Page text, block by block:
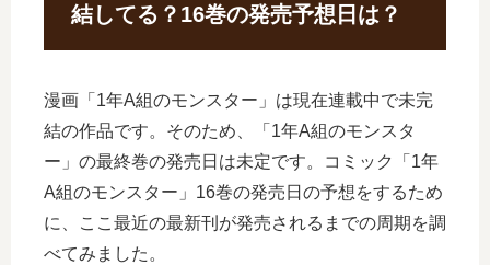
結してる？16巻の発売予想日は？
漫画「1年A組のモンスター」は現在連載中で未完
結の作品です。そのため、「1年A組のモンスタ
ー」の最終巻の発売日は未定です。コミック「1年
A組のモンスター」16巻の発売日の予想をするため
に、ここ最近の最新刊が発売されるまでの周期を調
べてみました。